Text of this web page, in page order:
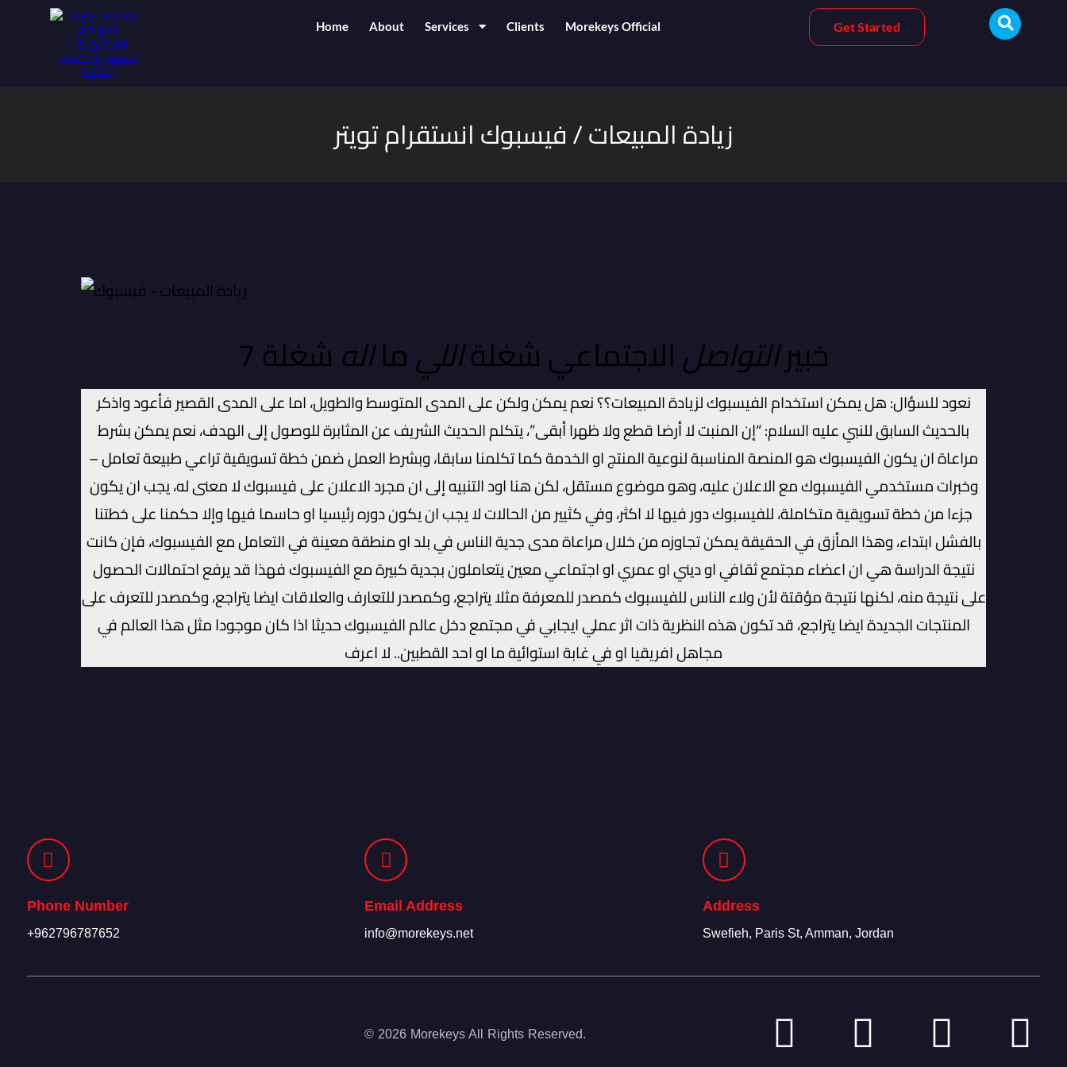
Home About Services Clients Morekeys Official Get Started
زيادة المبيعات / فيسبوك انستقرام تويتر
خبيرالتواصلالاجتماعي شغلةالليماالهشغلة 7
نعود للسؤال: هل يمكن استخدام الفيسبوك لزيادة المبيعات؟؟ نعم يمكن ولكن على المدى المتوسط والطويل، اما على المدى القصير فأعود واذكر
بالحديث السابق للنبي عليه السلام: “إن المنبت لا أرضا قطع ولا ظهرا أبقى”، يتكلم الحديث الشريف عن المثابرة للوصول إلى الهدف، نعم يمكن بشرط
مراعاة ان يكون الفيسبوك هو المنصة المناسبة لنوعية المنتج او الخدمة كما تكلمنا سابقا، وبشرط العمل ضمن خطة تسويقية تراعي طبيعة تعامل –
وخبرات مستخدمي الفيسبوك مع الاعلان عليه، وهو موضوع مستقل، لكن هنا اود التنبيه إلى ان مجرد الاعلان على فيسبوك لا معنى له، يجب ان يكون
جزءا من خطة تسويقية متكاملة، للفيسبوك دور فيها لا اكثر، وفي كثيير من الحالات لا يجب ان يكون دوره رئيسيا او حاسما فيها وإلا حكمنا على خطتنا
بالفشل ابتداء، وهذا المأزق في الحقيقة يمكن تجاوزه من خلال مراعاة مدى جدية الناس في بلد او منطقة معينة في التعامل مع الفيسبوك، فإن كانت
نتيجة الدراسة هي ان اعضاء مجتمع ثقافي او ديني او عمري او اجتماعي معين يتعاملون بجدية كبيرة مع الفيسبوك فهذا قد يرفع احتمالات الحصول
على نتيجة منه، لكنها نتيجة مؤقتة لأن ولاء الناس للفيسبوك كمصدر للمعرفة مثلا يتراجع، وكمصدر للتعارف والعلاقات ايضا يتراجع، وكمصدر للتعرف على
المنتجات الجديدة ايضا يتراجع، قد تكون هذه النظرية ذات اثر عملي ايجابي في مجتمع دخل عالم الفيسبوك حديثا اذا كان موجودا مثل هذا العالم في
مجاهل افريقيا او في غابة استوائية ما او احد القطبين.. لا اعرف
Phone Number
+962796787652
Email Address
info@morekeys.net
Address
Swefieh, Paris St, Amman, Jordan
© 2026 Morekeys All Rights Reserved.